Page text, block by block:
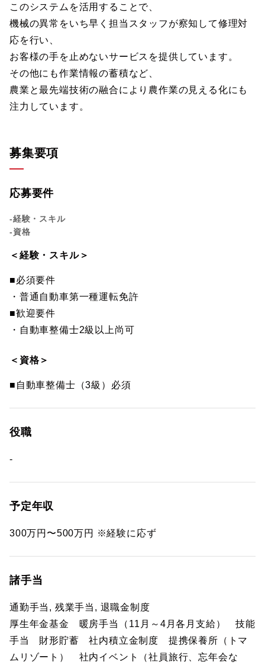
このシステムを活用することで、
機械の異常をいち早く担当スタッフが察知して修理対
応を行い、
お客様の手を止めないサービスを提供しています。
その他にも作業情報の蓄積など、
農業と最先端技術の融合により農作業の見える化にも
注力しています。
募集要項
応募要件
-経験・スキル
-資格
＜経験・スキル＞
■必須要件
・普通自動車第一種運転免許
■歓迎要件
・自動車整備士2級以上尚可
＜資格＞
■自動車整備士（3級）必須
役職
-
予定年収
300万円〜500万円 ※経験に応ず
諸手当
通勤手当, 残業手当, 退職金制度
厚生年金基金 暖房手当（11月～4月各月支給） 技能
手当 財形貯蓄 社内積立金制度 提携保養所（トマ
ムリゾート） 社内イベント（社員旅行、忘年会な